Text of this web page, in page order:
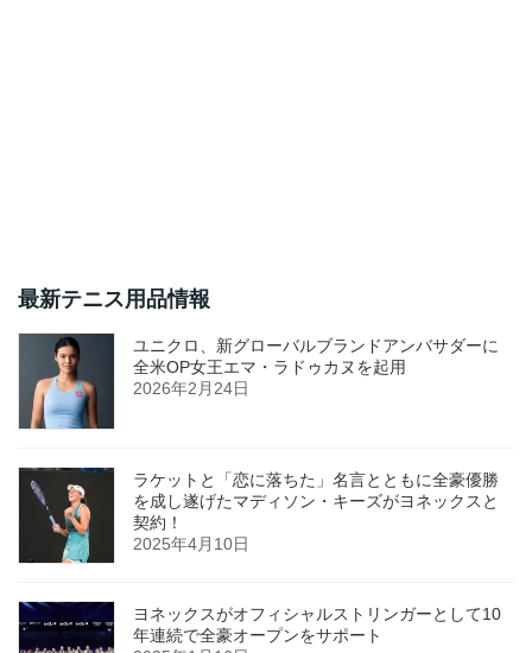
最新テニス用品情報
ユニクロ、新グローバルブランドアンバサダーに
全米OP女王エマ・ラドゥカヌを起用
2026年2月24日
ラケットと「恋に落ちた」名言とともに全豪優勝
を成し遂げたマディソン・キーズがヨネックスと
契約！
2025年4月10日
ヨネックスがオフィシャルストリンガーとして10
年連続で全豪オープンをサポート